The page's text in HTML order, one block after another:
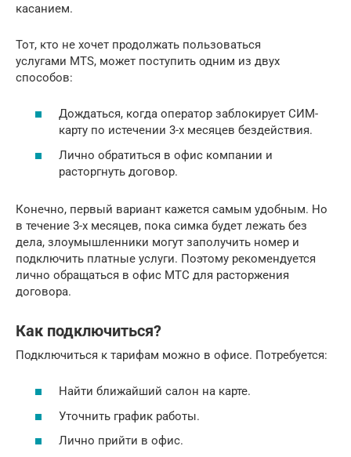
касанием.
Тот, кто не хочет продолжать пользоваться
услугами MTS, может поступить одним из двух
способов:
Дождаться, когда оператор заблокирует СИМ-
карту по истечении 3-х месяцев бездействия.
Лично обратиться в офис компании и
расторгнуть договор.
Конечно, первый вариант кажется самым удобным. Но
в течение 3-х месяцев, пока симка будет лежать без
дела, злоумышленники могут заполучить номер и
подключить платные услуги. Поэтому рекомендуется
лично обращаться в офис МТС для расторжения
договора.
Как подключиться?
Подключиться к тарифам можно в офисе. Потребуется:
Найти ближайший салон на карте.
Уточнить график работы.
Лично прийти в офис.